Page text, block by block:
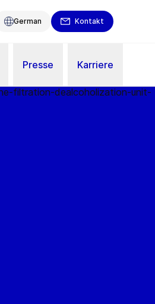
German Kontakt
Presse Karriere